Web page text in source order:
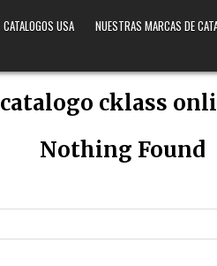
CATALOGOS USA NUESTRAS MARCAS DE
catalogo cklass
Nothing Found